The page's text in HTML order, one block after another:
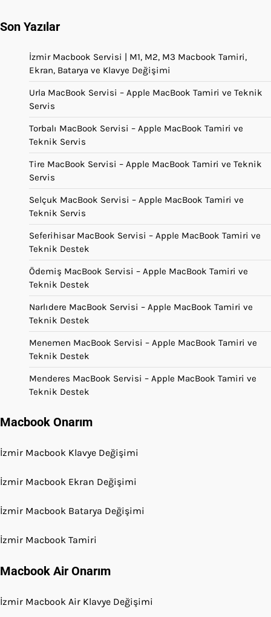
Son Yazılar
İzmir Macbook Servisi | M1, M2, M3 Macbook Tamiri,
Ekran, Batarya ve Klavye Değişimi
Urla MacBook Servisi – Apple MacBook Tamiri ve Teknik
Servis
Torbalı MacBook Servisi – Apple MacBook Tamiri ve
Teknik Servis
Tire MacBook Servisi – Apple MacBook Tamiri ve Teknik
Servis
Selçuk MacBook Servisi – Apple MacBook Tamiri ve
Teknik Servis
Seferihisar MacBook Servisi – Apple MacBook Tamiri ve
Teknik Destek
Ödemiş MacBook Servisi – Apple MacBook Tamiri ve
Teknik Destek
Narlıdere MacBook Servisi – Apple MacBook Tamiri ve
Teknik Destek
Menemen MacBook Servisi – Apple MacBook Tamiri ve
Teknik Destek
Menderes MacBook Servisi – Apple MacBook Tamiri ve
Teknik Destek
Macbook Onarım
İzmir Macbook Klavye Değişimi
İzmir Macbook Ekran Değişimi
İzmir Macbook Batarya Değişimi
İzmir Macbook Tamiri
Macbook Air Onarım
İzmir Macbook Air Klavye Değişimi